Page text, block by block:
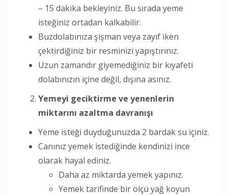
– 15 dakika bekleyiniz. Bu sırada yeme
isteğiniz ortadan kalkabilir.
Buzdolabınıza şişman veya zayıf iken
çektirdiğiniz bir resminizi yapıştırınız.
Uzun zamandır giyemediğiniz bir kıyafeti
dolabınızın içine değil, dışına asınız.
Yemeyi geciktirme ve yenenlerin
miktarını azaltma davranışı
Yeme isteği duyduğunuzda 2 bardak su içiniz.
Canınız yemek istediğinde kendinizi ince
olarak hayal ediniz.
Daha az miktarda yemek yapınız.
Yemek tarifinde bir ölçü yağ koyun